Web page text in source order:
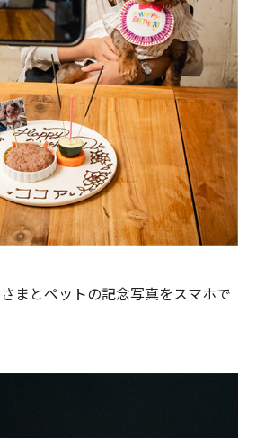
まとペットの記念写真をスマホで